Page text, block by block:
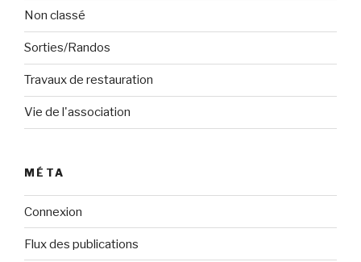
Non classé
Sorties/Randos
Travaux de restauration
Vie de l'association
MÉTA
Connexion
Flux des publications